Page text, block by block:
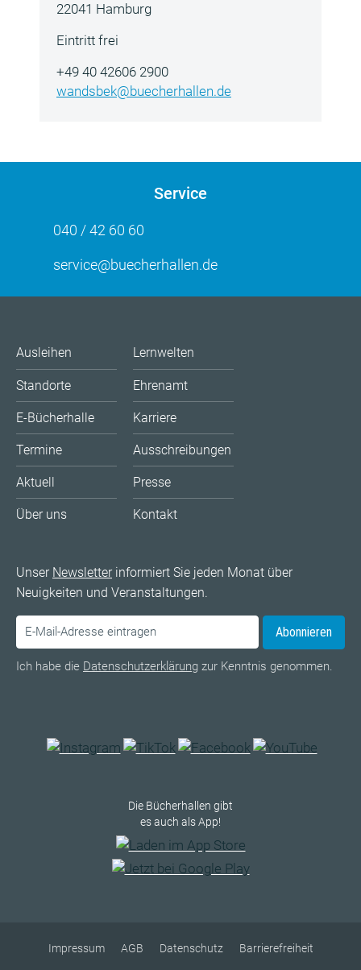
22041 Hamburg
Eintritt frei
+49 40 42606 2900
wandsbek@buecherhallen.de
Service
040 / 42 60 60
service@buecherhallen.de
Ausleihen
Standorte
E-Bücherhalle
Termine
Aktuell
Über uns
Lernwelten
Ehrenamt
Karriere
Ausschreibungen
Presse
Kontakt
Unser Newsletterinformiert Sie jeden Monat über
Neuigkeiten und Veranstaltungen.
Abonnieren
Ich habe die Datenschutzerklärung zur Kenntnis genommen.
Die Bücherhallen gibt
es auch als App!
Impressum AGB Datenschutz Barrierefreiheit